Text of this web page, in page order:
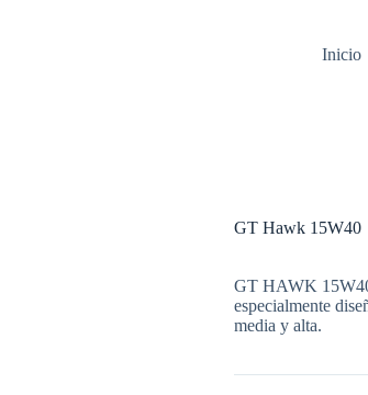
Inicio
GT Hawk 15W40
GT HAWK 15W40
especialmente
media y alta.